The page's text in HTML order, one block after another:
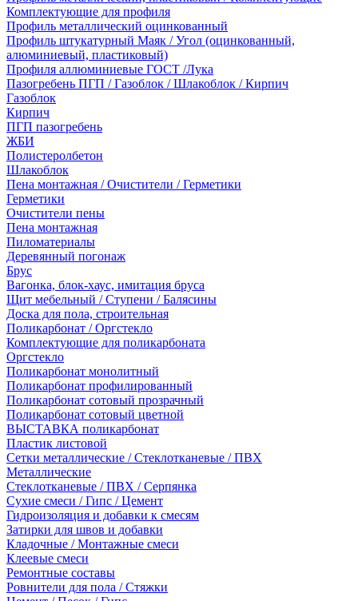
Комплектующие для профиля
Профиль металлический оцинкованный
Профиль штукатурный Маяк / Угол (оцинкованный,
алюминиевый, пластиковый)
Профиля аллюминиевые ГОСТ /Лука
Пазогребень ПГП / Газоблок / Шлакоблок / Кирпич
Газоблок
Кирпич
ПГП пазогребень
ЖБИ
Полистеролбетон
Шлакоблок
Пена монтажная / Очистители / Герметики
Герметики
Очистители пены
Пена монтажная
Пиломатериалы
Деревянный погонаж
Брус
Вагонка, блок-хаус, имитация бруса
Щит мебельный / Ступени / Балясины
Доска для пола, строительная
Поликарбонат / Оргстекло
Комплектующие для поликарбоната
Оргстекло
Поликарбонат монолитный
Поликарбонат профилированный
Поликарбонат сотовый прозрачный
Поликарбонат сотовый цветной
ВЫСТАВКА поликарбонат
Пластик листовой
Сетки металлические / Стеклотканевые / ПВХ
Металлические
Стеклотканевые / ПВХ / Серпянка
Сухие смеси / Гипс / Цемент
Гидроизоляция и добавки к смесям
Затирки для швов и добавки
Кладочные / Монтажные смеси
Клеевые смеси
Ремонтные составы
Ровнители для пола / Стяжки